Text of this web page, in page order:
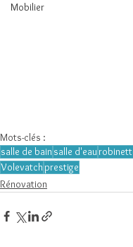
Mobilier
Mots-clés :
salle de bain salle d'eau
Volevatchprestige
Rénovation